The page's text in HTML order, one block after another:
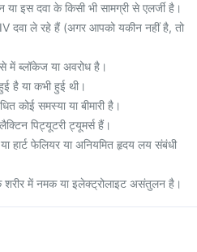
या इस दवा के किसी भी सामग्री से एलर्जी है।
दवा ले रहे हैं (अगर आपको यकीन नहीं है, तो
में ब्लॉकेज या अवरोध है।
है या कभी हुई थी।
कोई समस्या या बीमारी है।
पिट्यूटरी ट्यूमर्स हैं।
हार्ट फेलियर या अनियमित हृदय लय संबंधी
में नमक या इलेक्ट्रोलाइट असंतुलन है।